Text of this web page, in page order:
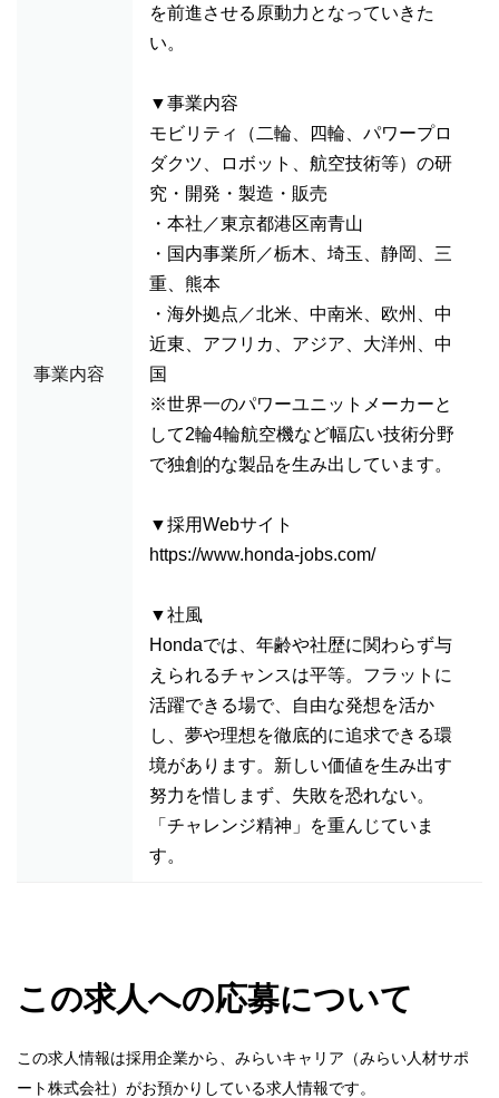
事業内容
を前進させる原動力となっていきた
い。
▼事業内容
モビリティ（二輪、四輪、パワープロ
ダクツ、ロボット、航空技術等）の研
究・開発・製造・販売
・本社／東京都港区南青山
・国内事業所／栃木、埼玉、静岡、三
重、熊本
・海外拠点／北米、中南米、欧州、中
近東、アフリカ、アジア、大洋州、中
国
※世界一のパワーユニットメーカーと
して2輪4輪航空機など幅広い技術分野
で独創的な製品を生み出しています。
▼採用Webサイト
https://www.honda-jobs.com/
▼社風
Hondaでは、年齢や社歴に関わらず与
えられるチャンスは平等。フラットに
活躍できる場で、自由な発想を活か
し、夢や理想を徹底的に追求できる環
境があります。新しい価値を生み出す
努力を惜しまず、失敗を恐れない。
「チャレンジ精神」を重んじていま
す。
この求人への応募について
この求人情報は採用企業から、みらいキャリア（みらい人材サポ
ート株式会社）がお預かりしている求人情報です。